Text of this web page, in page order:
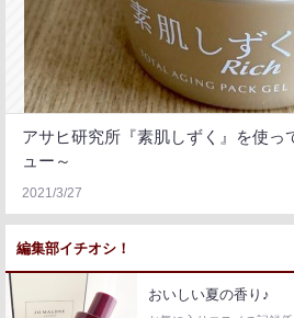
アサヒ研究所『素肌しずく』を使っ
ュー～
2021/3/27
編集部イチオシ！
おいしい夏の香り♪